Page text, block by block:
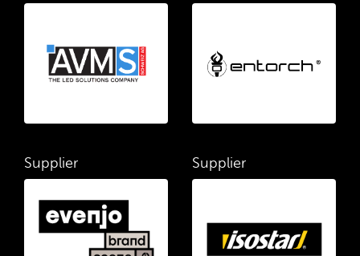
Supplier Supplier